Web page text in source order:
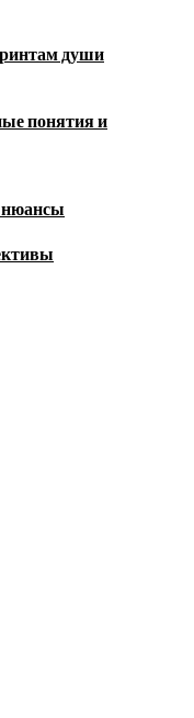
души
понятия и
нюансы